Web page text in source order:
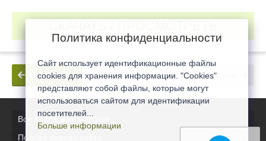
В будущее
В прошлое
Все последние новости
Полная версия сайта
Политика конфиденциальности
Сайт использует идентификационные файлы
cookies для хранения информации. "Cookies"
представляют собой файлы, которые могут
использоваться сайтом для идентификации
посетителей...
Больше информации